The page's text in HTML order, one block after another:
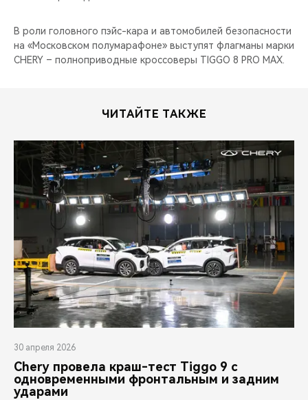
В роли головного пэйс-кара и автомобилей безопасности
на «Московском полумарафоне» выступят флагманы марки
CHERY – полноприводные кроссоверы TIGGO 8 PRO MAX.
ЧИТАЙТЕ ТАКЖЕ
30 апреля 2026
Chery провела краш-тест Tiggo 9 с
одновременными фронтальным и задним
ударами